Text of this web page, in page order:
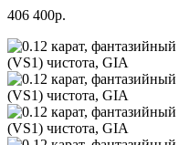
406 400р.